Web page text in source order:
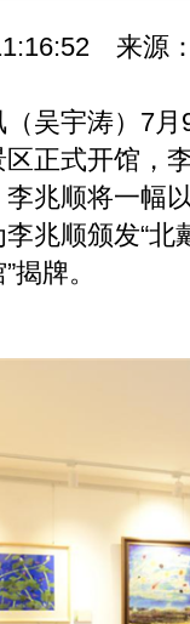
来源
吴宇涛）7
正式开馆，
兆顺将一幅
兆顺颁发“北
揭牌。